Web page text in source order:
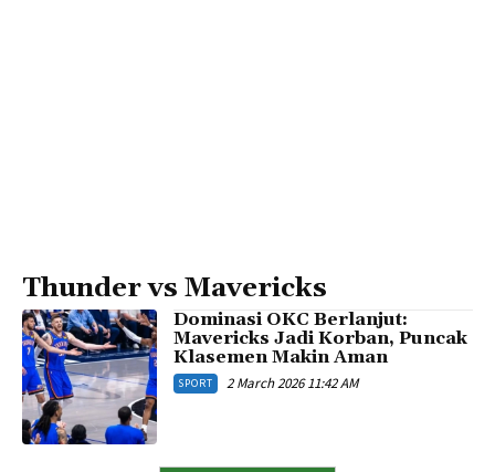
Thunder vs Mavericks
Dominasi OKC Berlanjut:
Mavericks Jadi Korban, Puncak
Klasemen Makin Aman
SPORT 2 March 2026 11:42 AM